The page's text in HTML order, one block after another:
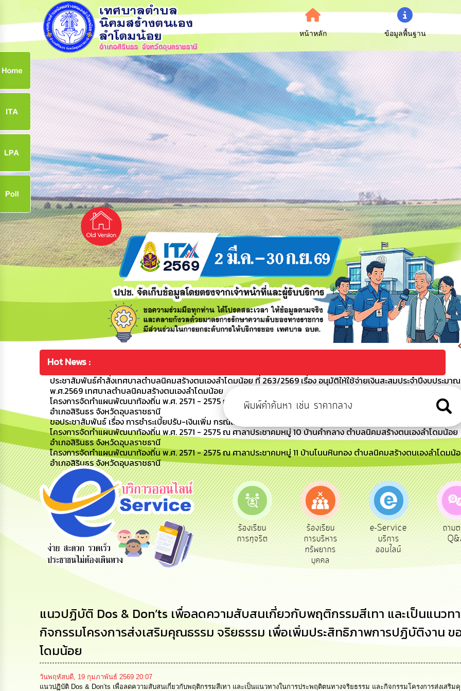
หน้าหลัก ข้อมูลพื้นฐาน
Hot News :
ประชาสัมพันธ์คำสั่งเทศบาลตำบลนิคมสร้างตนเองลำโดมน้อย ที่ 263/2569 เรื่อง อนุมัติให้ใช้จ่ายเงินสะสมประจำปีงบประมาณ
พ.ศ.2569 เทศบาลตำบลนิคมสร้างตนเองลำโดมน้อย
โครงการจัดทำแผนพัฒนาท้องถิ่น พ.ศ. 2571 - 2575 ณ ศาลาประชาคมหมู่ 12 บ้านโนนสูง ตำบลนิคมสร้างตนเองลำโดมน้อย
อำเภอสิรินธร จังหวัดอุบลราชธานี
ขอประชาสัมพันธ์ เรื่อง การชำระเบี้ยปรับ-เงินเพิ่ม กรณีไม่ได้ชำระภาษีที่ดินและสิ่งปลูกสร้างภายในเวลาที่กำหนด
โครงการจัดทำแผนพัฒนาท้องถิ่น พ.ศ. 2571 - 2575 ณ ศาลาประชาคมหมู่ 10 บ้านคำกลาง ตำบลนิคมสร้างตนเองลำโดมน้อย
อำเภอสิรินธร จังหวัดอุบลราชธานี
โครงการจัดทำแผนพัฒนาท้องถิ่น พ.ศ. 2571 - 2575 ณ ศาลาประชาคมหมู่ 11 บ้านโนนหินกอง ตำบลนิคมสร้างตนเองลำโดมน้
อำเภอสิรินธร จังหวัดอุบลราชธานี
รับฟังความ
ประชาชน
ร้องเรียน
ร้องทุกข์
ร้องเรียน
การทุจริต
ร้องเรียน
การบริหาร
e-Service
บริการ
ออนไลน์
ถามตอบ
Q&A
สำร
พึง
แนวปฏิบัติ Dos & Don’ts เพื่อลดความสับสนเกี่ยวกับพฤติกรรมสีเทา และเป็นแนวท
กิจกรรมโครงการส่งเสริมคุณธรรม จริยธรรม เพื่อเพิ่มประสิทธิภาพการปฏิบัติงาน
โดมน้อย
วันพฤหัสบดี, 19 กุมภาพันธ์ 2569 20:07
แนวปฏิบัติ Dos & Don’ts เพื่อลดความสับสนเกี่ยวกับพฤติกรรมสีเทา และเป็นแนวทางในการประพฤติตนทางจริยธรรม และกิจกรรมโครงการส่งเส